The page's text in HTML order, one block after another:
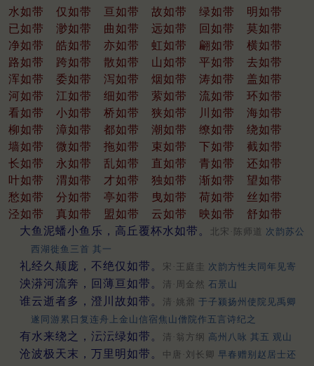
水如带 仅如带 亘如带 故如带 绿如带
明如带
已如带
渺如带 曲如带 远如带 回如带
莫如带
净如带
皓如带 亦如带 虹如带 翩如带
横如带
路如带
跨如带 散如带 山如带 平如带
去如带
浑如带
委如带 泻如带 烟如带 涛如带
盖如带
河如带
江如带 细如带 萦如带 流如带
环如带
看如带
小如带 桥如带 狭如带 川如带
海如带
柳如带
漳如带 都如带 潮如带 缭如带
绕如带
墙如带
微如带 拖如带 束如带 下如带
截如带
长如带
永如带 乱如带 直如带 青如带
还如带
叶如带
渭如带 才如带 独如带 渐如带
望如带
愁如带
分如带 亭如带 曳如带 荷如带
丝如带
泾如带
真如带 盟如带 云如带 映如带
舒如带
大鱼泥蟠小鱼乐，高丘覆杯水如带。
北宋·陈师道 次韵苏公
西湖徙鱼三首 其一
礼经久颠庞，不绝仅如带。 宋·王庭圭 次韵方性夫同年见寄
泱漭河流奔，回薄亘如带。 清·周金然 石景山
谁云逝者多，澄川故如带。 清·姚鼐 于子颍扬州使院见禹卿
遂同游累日复连舟上金山信宿焦山僧院作五言诗纪之
有水来绕之，沄沄绿如带。 清·翁方纲 高州八咏 其五 观山
沧波极天末，万里明如带。 中唐·刘长卿 早春赠别赵居士还